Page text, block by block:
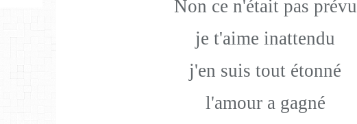
Non ce n'était pas prévu
je t'aime inattendu
j'en suis tout étonné
l'amour a gagné